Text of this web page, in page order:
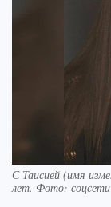
С Таисией (имя
лет. Фото: соцсети